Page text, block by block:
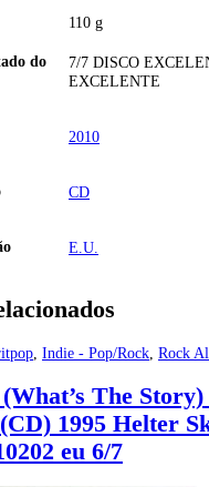
110 g
do
7/7 DISCO
EXCELENTE
2010
CD
E.U.
Indie - Pop/Rock Rock
(What’s The
1995 Helter
eu 6/7